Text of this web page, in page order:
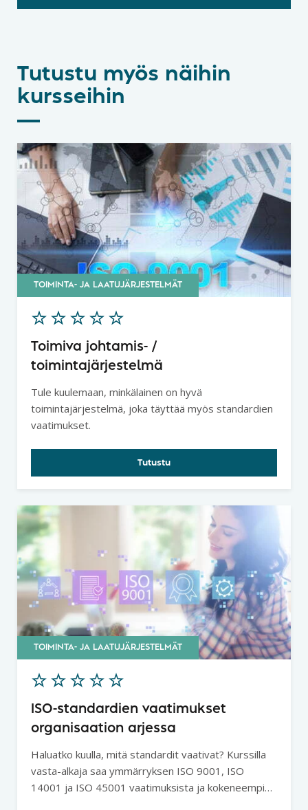
Tutustu myös näihin
kursseihin
TOIMINTA- JA LAATUJÄRJESTELMÄT
Toimiva johtamis- /
toimintajärjestelmä
Tule kuulemaan, minkälainen on hyvä
toimintajärjestelmä, joka täyttää myös standardien
vaatimukset.
Tutustu
TOIMINTA- JA LAATUJÄRJESTELMÄT
ISO-standardien vaatimukset
organisaation arjessa
Haluatko kuulla, mitä standardit vaativat? Kurssilla
vasta-alkaja saa ymmärryksen ISO 9001, ISO
14001 ja ISO 45001 vaatimuksista ja kokeneempi